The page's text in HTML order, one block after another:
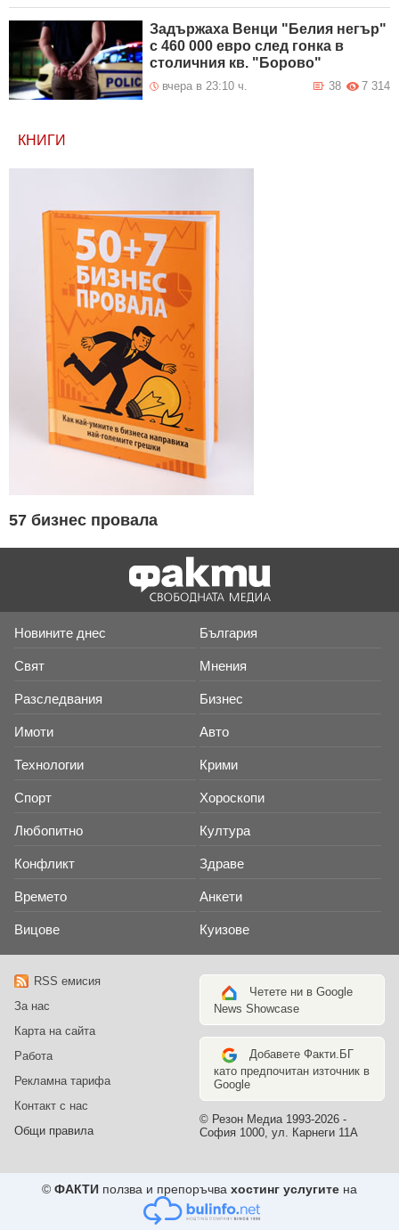
Задържаха Венци "Белия негър"
с 460 000 евро след гонка в
столичния кв. "Борово"
вчера в 23:10 ч. 7 314
38
КНИГИ
57 бизнес провала
Новините днес България
Свят Мнения
Разследвания Бизнес
Имоти Авто
Технологии Крими
Спорт Хороскопи
Любопитно Култура
Конфликт Здраве
Времето Анкети
Вицове Куизове
RSS емисия
За нас
Карта на сайта
Работа
Рекламна тарифа
Контакт с нас
Общи правила
Четете ни в Google
News Showcase
Добавете Факти.БГ
като предпочитан източник в
Google
© Резон Медиа 1993-2026 -
София 1000, ул. Карнеги 11А
© ФАКТИ ползва и препоръчва хостинг услугите на